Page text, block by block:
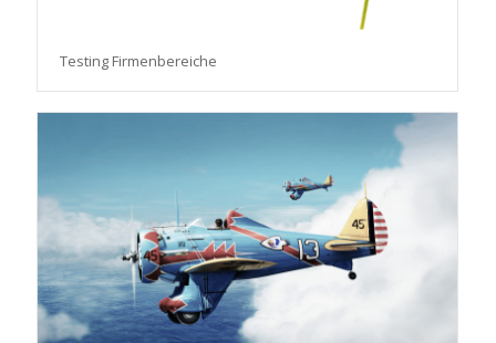
Testing Firmenbereiche